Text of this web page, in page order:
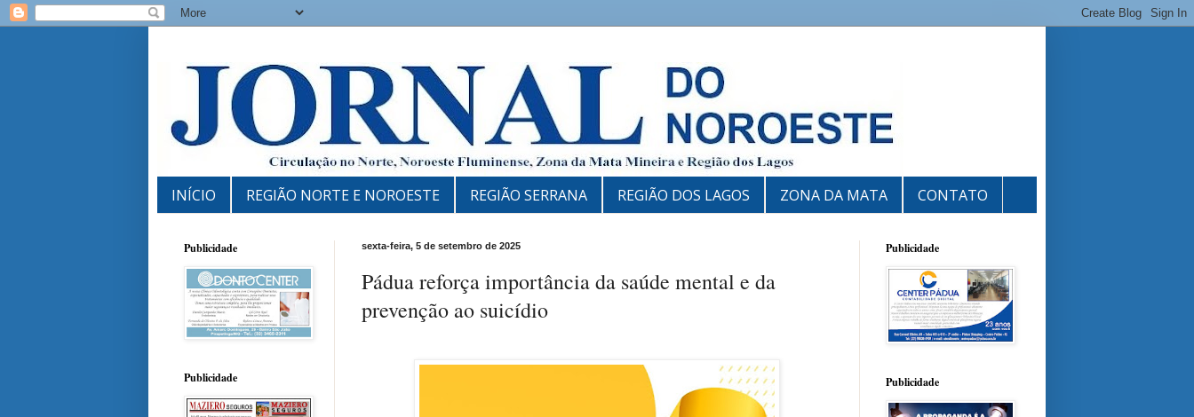
INÍCIO REGIÃO NORTE E NOROESTE REGIÃO SERRANA REGIÃO DOS LAGOS ZONA DA MATA CONTATO
sexta-feira, 5 de setembro de 2025
Pádua reforça importância da saúde mental e da
prevenção ao suicídio
Publicidade
Publicidade
Publicidade
Publicidade